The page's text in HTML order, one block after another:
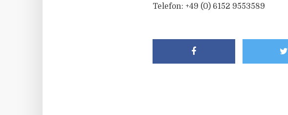
Telefon: +49 (0) 6152 9553589